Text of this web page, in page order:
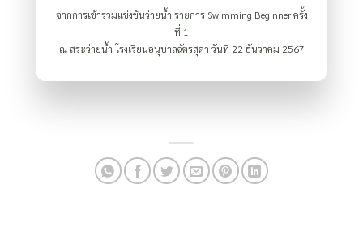
จากการเข้าร่วมแข่งขันว่ายน้ำ รายการ Swimming Beginner ครั้ง
ที่ 1
ณ สระว่ายน้ำ โรงเรียนอนุบาลฉัตรสุดา วันที่ 22 ธันวาคม 2567